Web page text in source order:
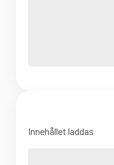
Innehållet laddas